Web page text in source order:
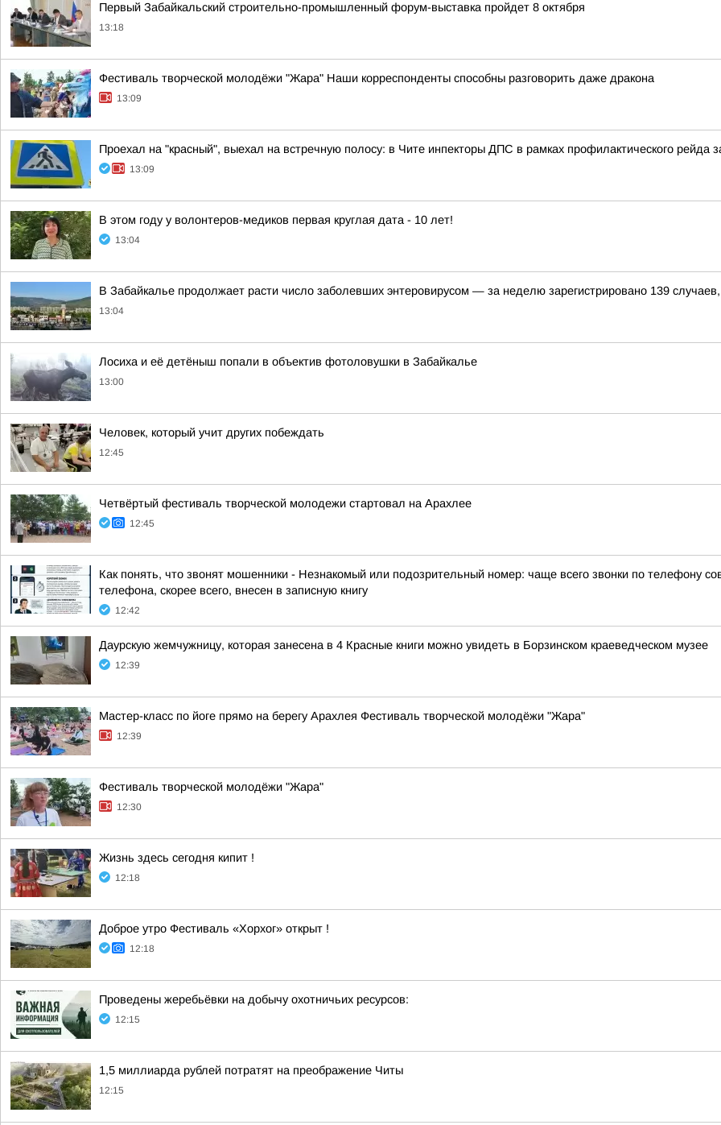
Первый Забайкальский строительно-промышленный форум-выставка пройдет 8 октября
13:18
Фестиваль творческой молодёжи "Жара" Наши корреспонденты способны разговорить даже дракона
13:09
Проехал на "красный", выехал на встречную полосу: в Чите инпекторы ДПС в рамках профилактического
13:09
В этом году у волонтеров-медиков первая круглая дата - 10 лет!
13:04
В Забайкалье продолжает расти число заболевших энтеровирусом — за неделю зарегистрировано 139
13:04
Лосиха и её детёныш попали в объектив фотоловушки в Забайкалье
13:00
Человек, который учит других побеждать
12:45
Четвёртый фестиваль творческой молодежи стартовал на Арахлее
12:45
Как понять, что звонят мошенники - Незнакомый или подозрительный номер: чаще всего звонки по телефону
телефона, скорее всего, внесен в записную книгу
12:42
Даурскую жемчужницу, которая занесена в 4 Красные книги можно увидеть в Борзинском краеведческом музее
12:39
Мастер-класс по йоге прямо на берегу Арахлея Фестиваль творческой молодёжи "Жара"
12:39
Фестиваль творческой молодёжи "Жара"
12:30
Жизнь здесь сегодня кипит !
12:18
Доброе утро Фестиваль «Хорхог» открыт !
12:18
Проведены жеребьёвки на добычу охотничьих ресурсов:
12:15
1,5 миллиарда рублей потратят на преображение Читы
12:15